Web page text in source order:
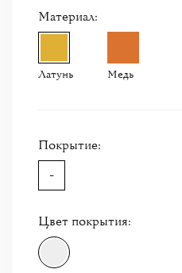
Материал:
Латунь Медь
Покрытие:
-
Цвет покрытия: